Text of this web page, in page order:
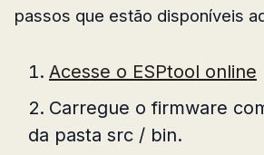
passos que estão disponíveis
Acesse o ESPtool online
Carregue o firmware
da pasta src / bin.